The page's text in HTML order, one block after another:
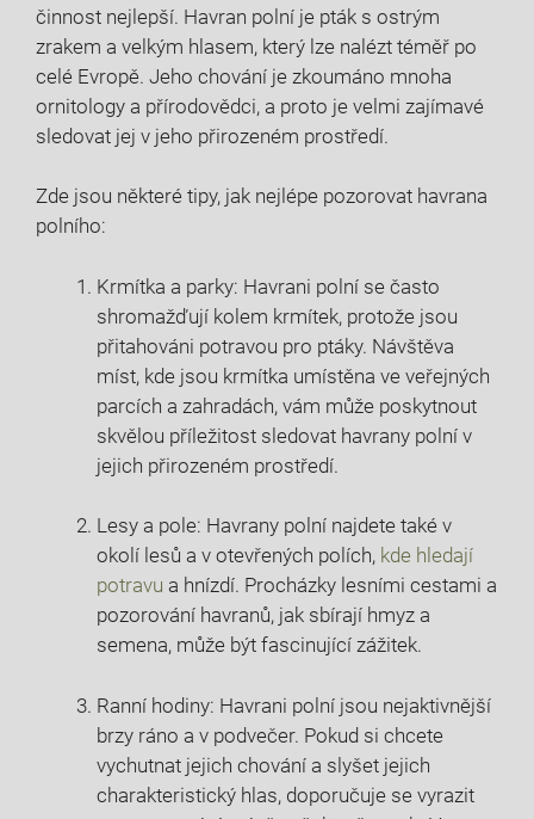
činnost nejlepší. Havran polní je pták s ostrým
zrakem a velkým hlasem, který lze nalézt téměř po
celé Evropě. Jeho chování je zkoumáno mnoha
ornitology a přírodovědci, a proto je velmi zajímavé
sledovat jej v jeho přirozeném prostředí.
Zde jsou některé tipy, jak nejlépe pozorovat havrana
polního:
Krmítka a parky: Havrani polní se často
shromažďují kolem krmítek, protože jsou
přitahováni potravou pro ptáky. Návštěva
míst, kde jsou krmítka umístěna ve veřejných
parcích a zahradách, vám může poskytnout
skvělou příležitost sledovat havrany polní v
jejich přirozeném prostředí.
Lesy a pole: Havrany polní najdete také v
okolí lesů a v otevřených polích, kde hledají
potravu a hnízdí. Procházky lesními cestami a
pozorování havranů, jak sbírají hmyz a
semena, může být fascinující zážitek.
Ranní hodiny: Havrani polní jsou nejaktivnější
brzy ráno a v podvečer. Pokud si chcete
vychutnat jejich chování a slyšet jejich
charakteristický hlas, doporučuje se vyrazit